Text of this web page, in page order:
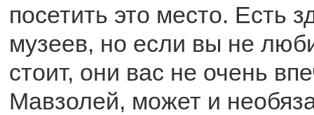
посетить это место. Есть
музеев, но если вы не
стоит, они вас не очень
Мавзолей, может и